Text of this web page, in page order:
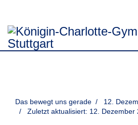
Das bewegt uns gerade
12.
Zuletzt aktualisiert: 12. Dezember